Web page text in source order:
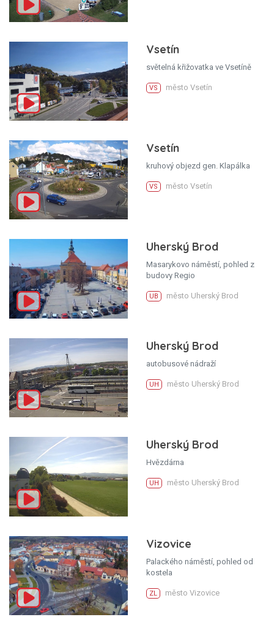
Vsetín
světelná křižovatka ve Vsetíně
VS město Vsetín
Vsetín
kruhový objezd gen. Klapálka
VS město Vsetín
Uherský Brod
Masarykovo náměstí, pohled z
budovy Regio
UB město Uherský Brod
Uherský Brod
autobusové nádraží
UH město Uherský Brod
Uherský Brod
Hvězdárna
UH město Uherský Brod
Vizovice
Palackého náměstí, pohled od
kostela
ZL město Vizovice